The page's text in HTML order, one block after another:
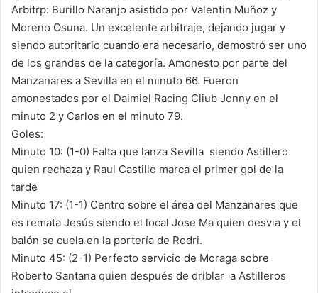
Arbitrp: Burillo Naranjo asistido por Valentin Muñoz y
Moreno Osuna. Un excelente arbitraje, dejando jugar y
siendo autoritario cuando era necesario, demostró ser uno
de los grandes de la categoría. Amonesto por parte del
Manzanares a Sevilla en el minuto 66. Fueron
amonestados por el Daimiel Racing Cliub Jonny en el
minuto 2 y Carlos en el minuto 79.
Goles:
Minuto 10: (1-0) Falta que lanza Sevilla siendo Astillero
quien rechaza y Raul Castillo marca el primer gol de la
tarde
Minuto 17: (1-1) Centro sobre el área del Manzanares que
es remata Jesús siendo el local Jose Ma quien desvia y el
balón se cuela en la portería de Rodri.
Minuto 45: (2-1) Perfecto servicio de Moraga sobre
Roberto Santana quien después de driblar a Astilleros